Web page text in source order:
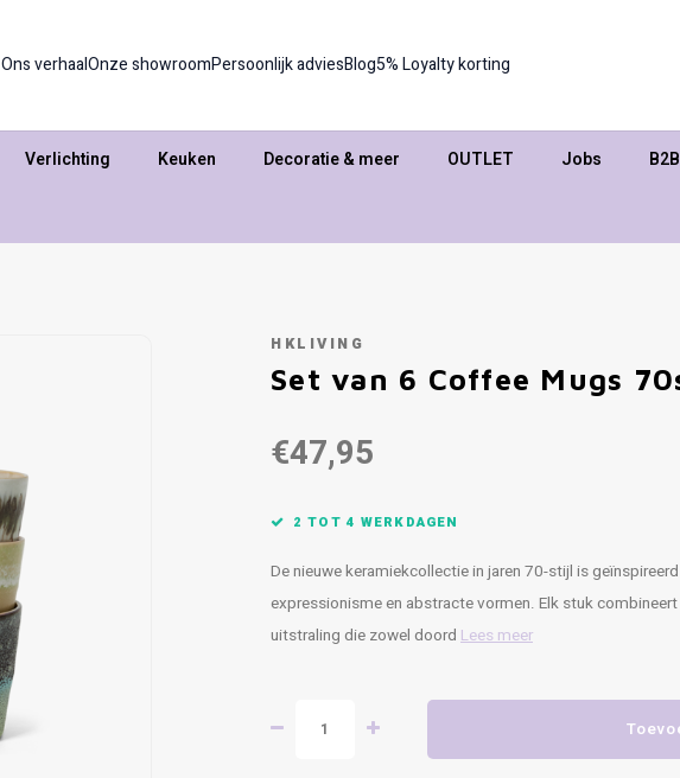
Ons verhaalOnze showroomPersoonlijk adviesBlog5% Loyalty korting
Verlichting Keuken Decoratie & meer OUTLET Jobs B2B
HKLIVING
Set van 6 Coffee Mugs
€47,95
2 TOT 4 WERKDAGEN
De nieuwe keramiekcollectie in jaren 70-stijl is
expressionisme en abstracte vormen. Elk stuk
uitstraling die zowel doord Lees meer